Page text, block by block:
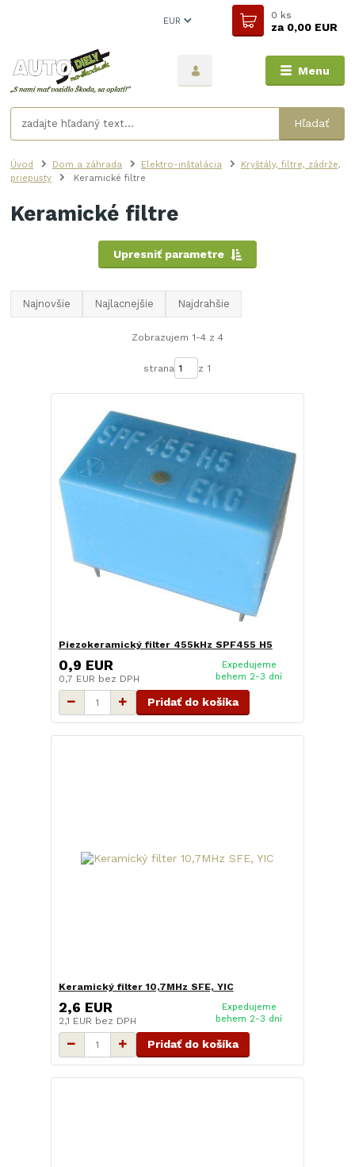
Menu
EUR
Hľadať
0 ks
za0,00 EUR
Úvod Dom a záhrada Elektro-inštalácia
Kryštály, filtre, zádrže,
priepusty
Keramické filtre
Keramické filtre
Upresniť parametre
Najnovšie Najlacnejšie Najdrahšie
Zobrazujem 1-4 z 4
strana z 1
Piezokeramický filter 455kHz SPF455 H5
0,9 EUR
0,7 EUR bez DPH
Expedujeme
behem 2-3 dní
Pridať do košíka
Keramický filter 10,7MHz SFE, YIC
2,6 EUR
2,1 EUR bez DPH
Expedujeme
behem 2-3 dní
Pridať do košíka